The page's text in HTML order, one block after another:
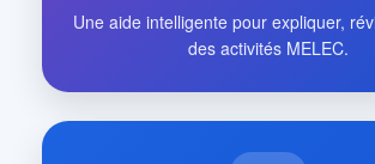
Une aide intelligente pour expliquer,
des activités MELEC.